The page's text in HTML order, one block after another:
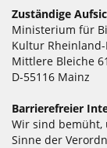
Zuständige
Ministerium für
Kultur Rheinland-
Mittlere Bleiche 61
D-55116 Mainz
Barrierefreier
Wir sind bemüht,
Sinne der